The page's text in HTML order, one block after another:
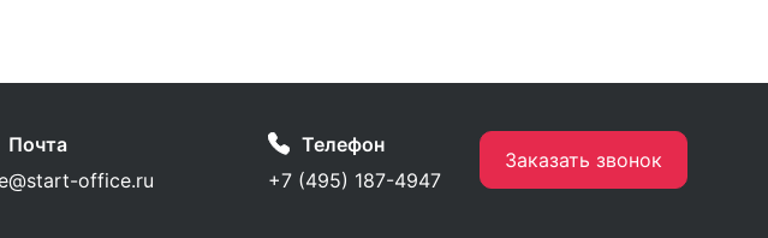
Почта
office.ru
Телефон
+7 (495) 187-4947
Заказать звонок